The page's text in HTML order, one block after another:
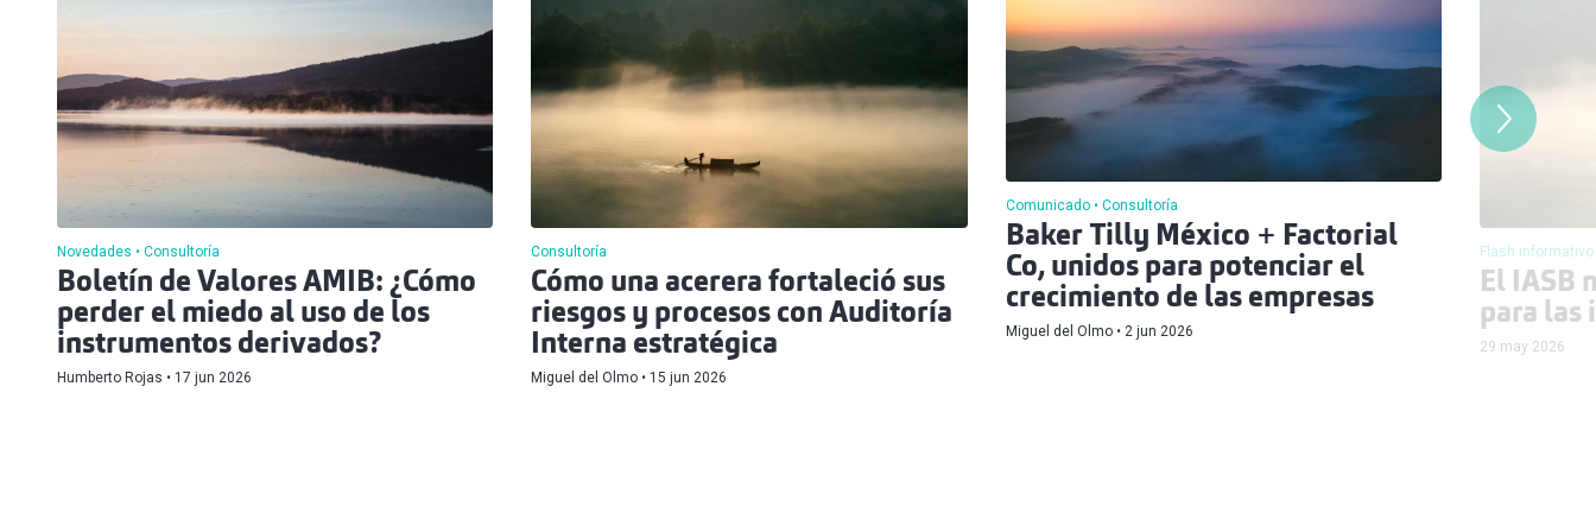
Novedades Consultoría
Boletín de Valores AMIB: ¿Cómo
perder el miedo al uso de los
instrumentos derivados?
Humberto Rojas 17 jun 2026
Consultoría
Cómo una acerera fortaleció sus
riesgos y procesos con Auditoría
Interna estratégica
Miguel del Olmo 15 jun 2026
Comunicado Consultoría
Baker Tilly México + Factorial
Co, unidos para potenciar el
crecimiento de las empresas
Miguel del Olmo 2 jun 2026
Flash informativo
El IASB
para las
29 may 2026